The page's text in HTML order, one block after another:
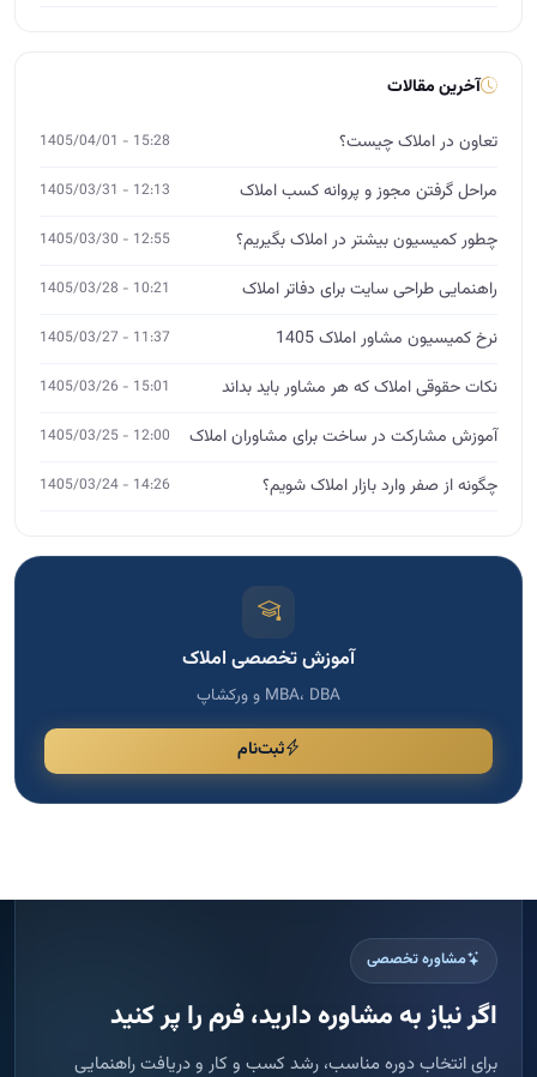
آخرین مقالات
تعاون در املاک چیست؟ 15:28 - 1405/04/01
مراحل گرفتن مجوز و پروانه کسب املاک 12:13 - 1405/03/31
چطور کمیسیون بیشتر در املاک بگیریم؟ 12:55 - 1405/03/30
راهنمایی طراحی سایت برای دفاتر املاک 10:21 - 1405/03/28
نرخ کمیسیون مشاور املاک 1405 11:37 - 1405/03/27
نکات حقوقی املاک که هر مشاور باید بداند 15:01 - 1405/03/26
آموزش مشارکت در ساخت برای مشاوران املاک 12:00 - 1405/03/25
چگونه از صفر وارد بازار املاک شویم؟ 14:26 - 1405/03/24
آموزش تخصصی املاک
MBA، DBA و ورکشاپ
ثبت‌نام
مشاوره تخصصی
اگر نیاز به مشاوره دارید، فرم را پر کنید
برای انتخاب دوره مناسب، رشد کسب و کار و دریافت راهنمایی